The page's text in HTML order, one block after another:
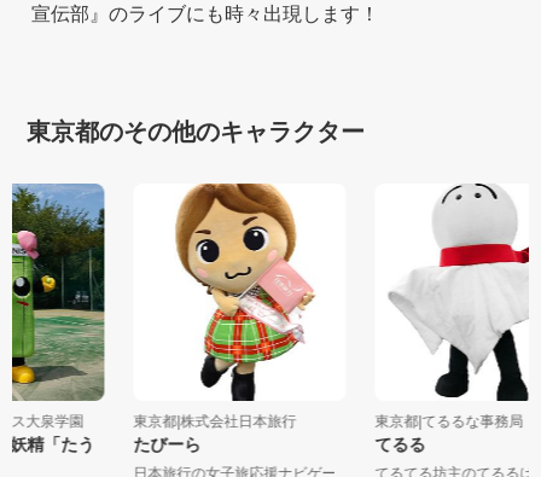
宣伝部』のライブにも時々出現します！
東京都のその他のキャラクター
ニス大泉学園
妖精「たう
東京都|株式会社日本旅行
たびーら
日本旅行の女子旅応援ナビゲー
東京都|てるるな事務局
てるる
てるてる坊主のてるる